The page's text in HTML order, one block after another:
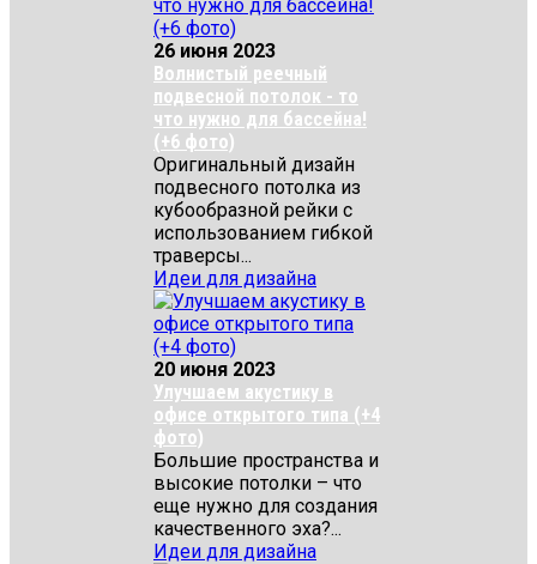
26 июня 2023
Волнистый реечный
подвесной потолок - то
что нужно для бассейна!
(+6 фото)
Оригинальный дизайн
подвесного потолка из
кубообразной рейки с
использованием гибкой
траверсы...
Идеи для дизайна
20 июня 2023
Улучшаем акустику в
офисе открытого типа (+4
фото)
Большие пространства и
высокие потолки – что
еще нужно для создания
качественного эха?...
Идеи для дизайна